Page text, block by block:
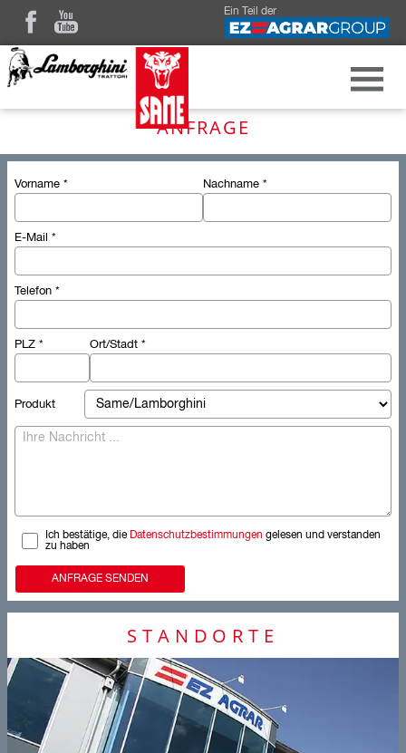
Ein Teil der
ANFRAGE
Vorname * Nachname *
E-Mail *
Telefon *
PLZ * Ort/Stadt *
Produkt
Ich bestätige, die Datenschutzbestimmungen gelesen und verstanden
zu haben
ANFRAGE SENDEN
STANDORTE